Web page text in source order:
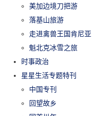
美加边境刀把游
落基山旅游
走进禽兽王国肯尼亚
魁北克冰雪之旅
时事政治
星星生活专题特刊
中国专刊
回望故乡